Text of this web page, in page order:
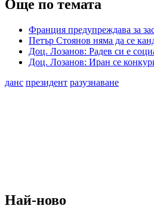
Още по темата
Франция предупреждава за
Петър Стоянов няма да се
Доц. Лозанов: Радев си е
Доц. Лозанов: Иран се
данс президент разузнаване
Най-ново